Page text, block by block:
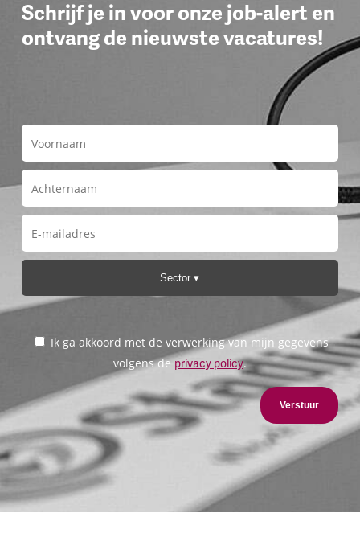
Schrijf je in voor onze job-alert en
ontvang de nieuwste vacatures!
Sector
Ik ga akkoord met de verwerking van mijn gegevens
volgens deprivacy policy.
Verstuur